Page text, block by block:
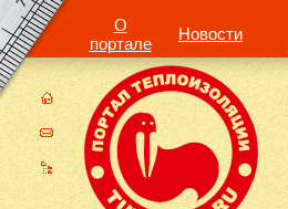
О
портале
Новости